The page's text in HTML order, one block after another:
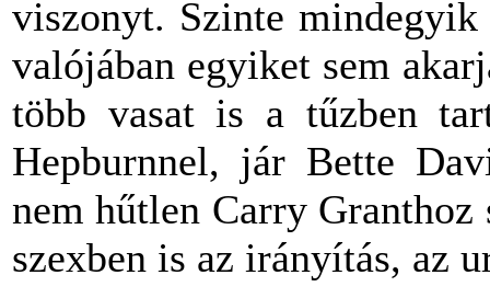
viszonyt. Szinte
valójában egyiket sem
több vasat is a tűzben
Hepburnnel, jár Bette
nem hűtlen Carry Granthoz
szexben is az irányítás, az